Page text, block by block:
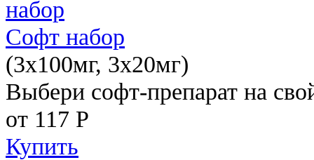
Софт набор
(3x100мг, 3x20мг)
Выбери софт-препарат на
от 117 Р
Купить